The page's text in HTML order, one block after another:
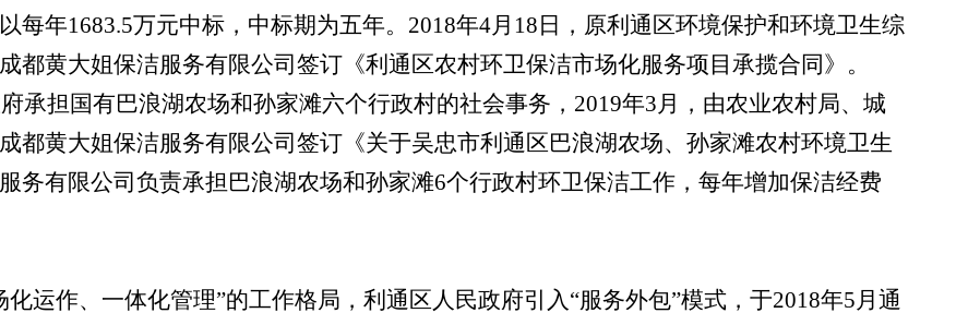
每年1683.5万元中标，中标期为五年。 2018年4月 18 日，原利通区环境保护和环境卫生综
都黄大姐保洁服务有限公司签订《利通区农村环卫保洁市场化服务项目承揽合同》。
承担国有巴浪湖农场和孙家滩六个行政村的社会事务， 2019年3月，由农业农村局、城
都黄大姐保洁服务有限公司签订《关于吴忠市利通区巴浪湖农场、孙家滩农村环境卫生
务有限公司负责承担巴浪湖农场和孙家滩6个行政村环卫保洁工作，每年增加保洁经费
运作、一体化管理”的工作格局，利通区人民政府引入“服务外包”模式，于2018年5月通